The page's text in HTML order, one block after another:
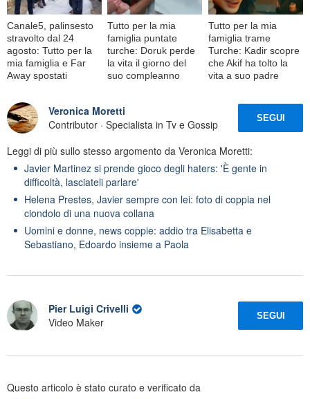
Canale5, palinsesto
stravolto dal 24
agosto: Tutto per la
mia famiglia e Far
Away spostati
Tutto per la mia
famiglia puntate
turche: Doruk perde
la vita il giorno del
suo compleanno
Tutto per la mia
famiglia trame
Turche: Kadir scopre
che Akif ha tolto la
vita a suo padre
Veronica Moretti
Contributor · Specialista in Tv e Gossip
SEGUI
Leggi di più sullo stesso argomento da Veronica Moretti:
Javier Martinez si prende gioco degli haters: 'È gente in
difficoltà, lasciateli parlare'
Helena Prestes, Javier sempre con lei: foto di coppia nel
ciondolo di una nuova collana
Uomini e donne, news coppie: addio tra Elisabetta e
Sebastiano, Edoardo insieme a Paola
Pier Luigi Crivelli
Video Maker
SEGUI
Questo articolo è stato curato e verificato da